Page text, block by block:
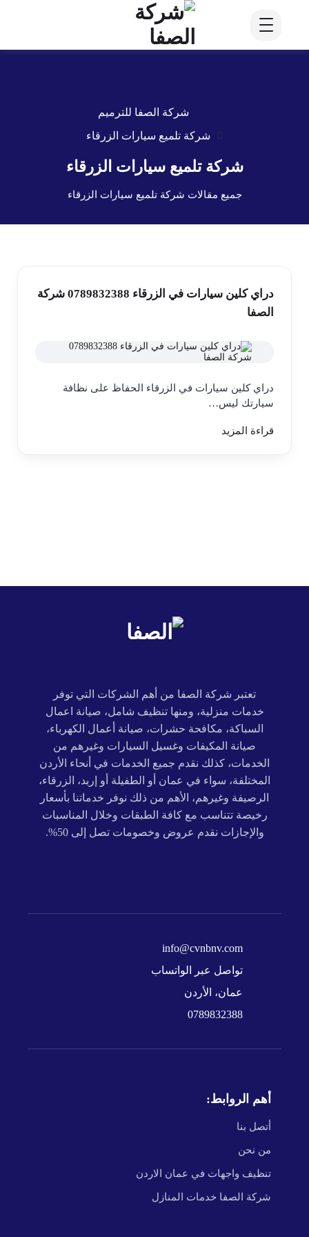
شركة الصفا للترميم
شركة تلميع سيارات الزرقاء
شركة تلميع سيارات الزرقاء
جميع مقالات شركة تلميع سيارات الزرقاء
دراي كلين سيارات في الزرقاء 0789832388 شركة
الصفا
دراي كلين سيارات في الزرقاء الحفاظ على نظافة
سيارتك ليس…
قراءة المزيد
تعتبر شركة الصفا من أهم الشركات التي توفر
خدمات منزلية، ومنها تنظيف شامل، صيانة اعمال
السباكة، مكافحة حشرات، صيانة أعمال الكهرباء،
صيانة المكيفات وغسيل السيارات وغيرهم من
الخدمات، كذلك نقدم جميع الخدمات في أنحاء الأردن
المختلفة، سواء في عمان أو الطفيلة أو إربد، الزرقاء،
الرصيفة وغيرهم، الأهم من ذلك نوفر خدماتنا بأسعار
رخيصة تتناسب مع كافة الطبقات وخلال المناسبات
والإجازات نقدم عروض وخصومات تصل إلى 50%.
info@cvnbnv.com
تواصل عبر الواتساب
عمان، الأردن
0789832388
أهم الروابط:
أتصل بنا
من نحن
تنظيف واجهات في عمان الاردن
شركة الصفا خدمات المنازل